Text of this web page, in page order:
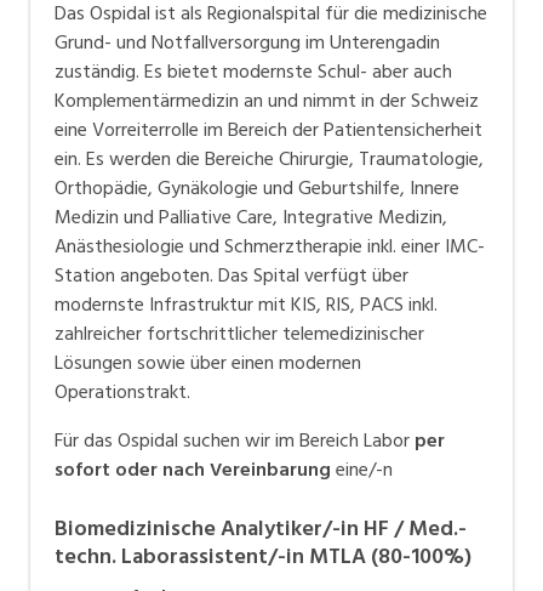
Das Ospidal ist als Regionalspital für die medizinische
Grund- und Notfallversorgung im Unterengadin
zuständig. Es bietet modernste Schul- aber auch
Komplementärmedizin an und nimmt in der Schweiz
eine Vorreiterrolle im Bereich der Patientensicherheit
ein. Es werden die Bereiche Chirurgie, Traumatologie,
Orthopädie, Gynäkologie und Geburtshilfe, Innere
Medizin und Palliative Care, Integrative Medizin,
Anästhesiologie und Schmerztherapie inkl. einer IMC-
Station angeboten. Das Spital verfügt über
modernste Infrastruktur mit KIS, RIS, PACS inkl.
zahlreicher fortschrittlicher telemedizinischer
Lösungen sowie über einen modernen
Operationstrakt.
Für das Ospidal suchen wir im Bereich Laborper
sofort oder nach Vereinbarungeine/-n
Biomedizinische Analytiker/-in HF / Med.-
techn. Laborassistent/-in MTLA (80-100%)